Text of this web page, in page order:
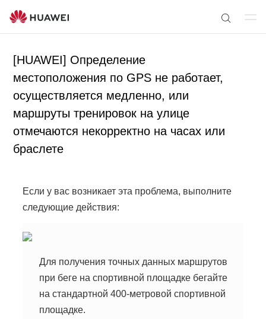
у
От
[HUAWEI] Определение
местоположения по GPS не работает,
осуществляется медленно, или
маршруты тренировок на улице
отмечаются некорректно на часах или
браслете
Если у вас возникает эта проблема, выполните
следующие действия:
Для получения точных данных маршрутов
при беге на спортивной площадке бегайте
на стандартной 400-метровой спортивной
площадке.